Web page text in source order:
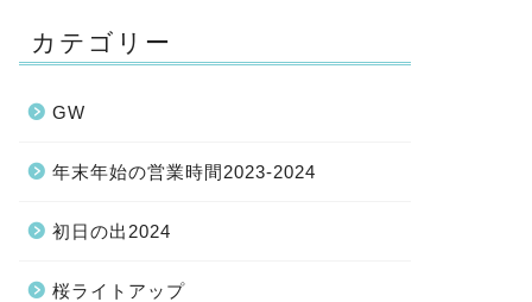
カテゴリー
GW
年末年始の営業時間2023-2024
初日の出2024
桜ライトアップ